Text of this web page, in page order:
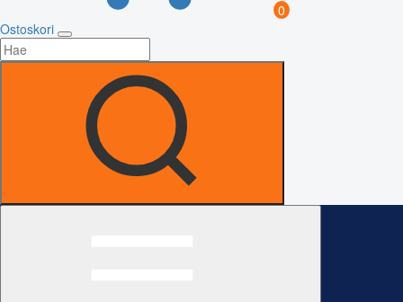
0
Ostoskori